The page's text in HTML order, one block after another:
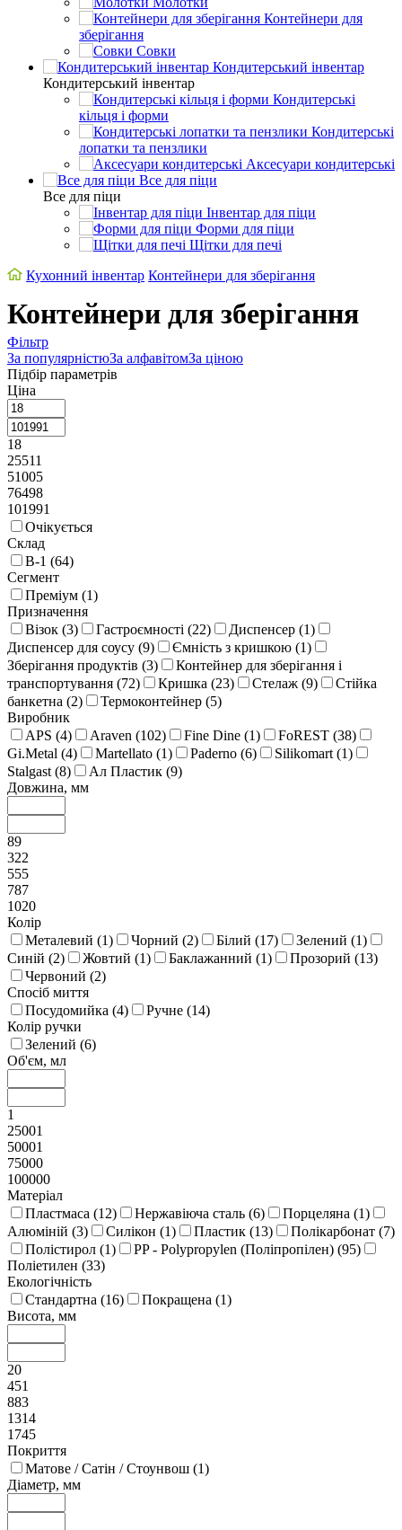
Контейнери для
зберігання
Совки
Кондитерський інвентар
Кондитерський інвентар
Кондитерські
кільця і форми
Кондитерські
лопатки та пензлики
Аксесуари кондитерські
Все для піци
Все для піци
Інвентар для піци
Форми для піци
Щітки для печі
Кухонний інвентар Контейнери для зберігання
Контейнери для зберігання
Фільтр
За популярністюЗа алфавітомЗа ціною
Підбір параметрів
Ціна
18
25511
51005
76498
101991
Очікується
Склад
В-1 (64)
Сегмент
Преміум (1)
Призначення
Візок (3) Гастроємності (22) Диспенсер (1)
Диспенсер для соусу (9) Ємність з кришкою (1)
Зберігання продуктів (3)
Контейнер для зберігання і
транспортування (72) Кришка (23) Стелаж (9)
Стійка
банкетна (2) Термоконтейнер (5)
Виробник
APS (4) Araven (102) Fine Dine (1) FoREST (38)
Gi.Metal (4) Martellato (1) Paderno (6) Silikomart (1)
Stalgast (8) Ал Пластик (9)
Довжина, мм
89
322
555
787
1020
Колір
Металевий (1) Чорний (2) Білий (17) Зелений (1)
Синій (2) Жовтий (1) Баклажанний (1) Прозорий (13)
Червоний (2)
Спосіб миття
Посудомийка (4) Ручне (14)
Колір ручки
Зелений (6)
Об'єм, мл
1
25001
50001
75000
100000
Матеріал
Пластмаса (12) Нержавіюча сталь (6) Порцеляна (1)
Алюміній (3) Силікон (1) Пластик (13) Полікарбонат (7)
Полістирол (1) PP - Polypropylen (Поліпропілен) (95)
Поліетилен (33)
Екологічність
Стандартна (16) Покращена (1)
Висота, мм
20
451
883
1314
1745
Покриття
Матове / Сатін / Стоунвош (1)
Діаметр, мм